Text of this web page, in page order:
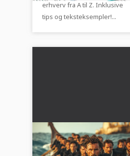
erhverv fra A til Z. Inklusive
tips og teksteksempler!...
Menneskelige
ressourcer ledelse